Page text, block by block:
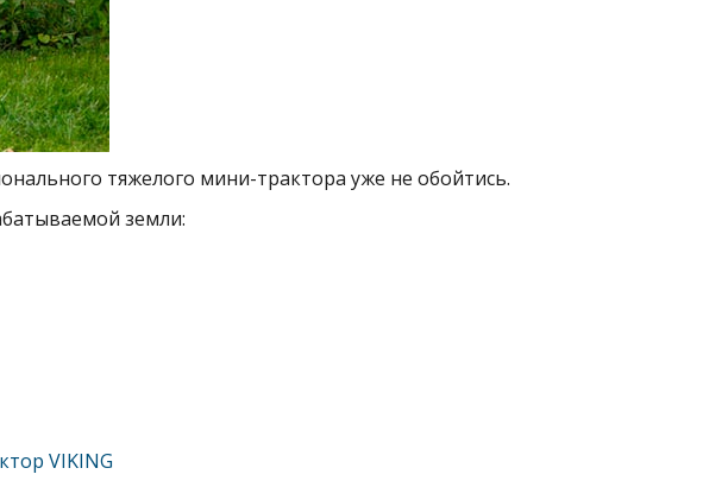
тяжелого мини-трактора уже не обойтись.
земли:
VIKING